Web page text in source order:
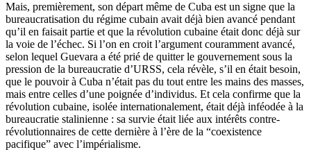
Mais, premièrement, son départ même de Cuba est un signe que la
bureaucratisation du régime cubain avait déjà bien avancé pendant
qu’il en faisait partie et que la révolution cubaine était donc déjà sur
la voie de l’échec. Si l’on en croit l’argument couramment avancé,
selon lequel Guevara a été prié de quitter le gouvernement sous la
pression de la bureaucratie d’URSS, cela révèle, s’il en était besoin,
que le pouvoir à Cuba n’était pas du tout entre les mains des masses,
mais entre celles d’une poignée d’individus. Et cela confirme que la
révolution cubaine, isolée internationalement, était déjà inféodée à la
bureaucratie stalinienne : sa survie était liée aux intérêts contre-
révolutionnaires de cette dernière à l’ère de la “coexistence
pacifique” avec l’impérialisme.